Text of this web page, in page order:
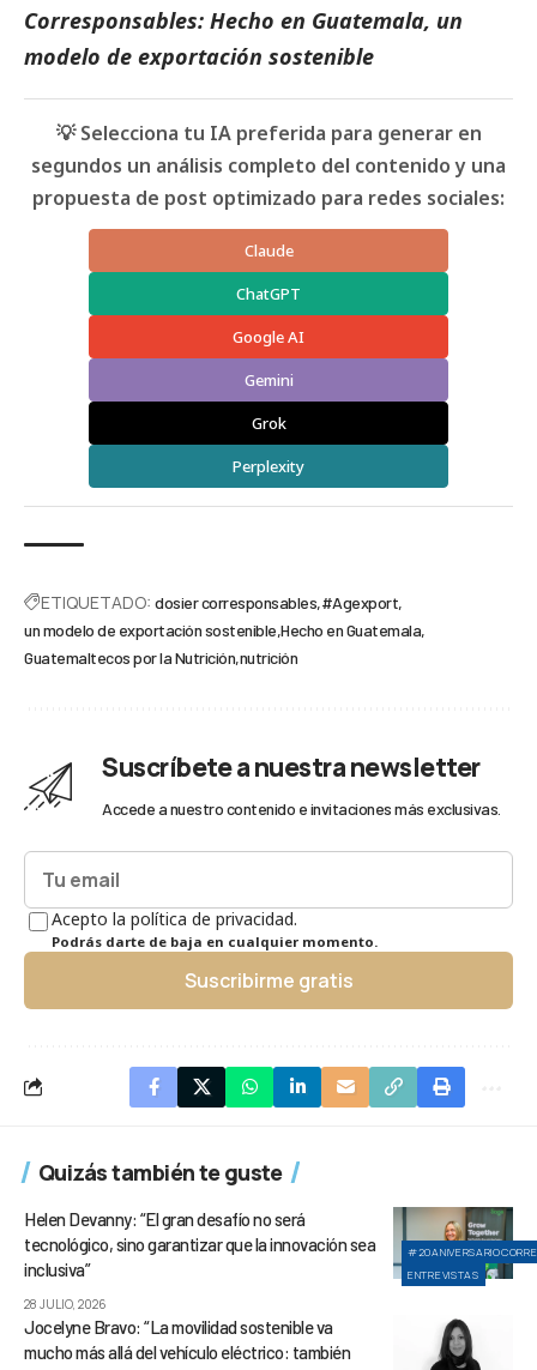
Corresponsables: Hecho en Guatemala, un
modelo de exportación sostenible
💡 Selecciona tu IA preferida para generar en
segundos un análisis completo del contenido y una
propuesta de post optimizado para redes sociales:
Claude
ChatGPT
Google AI
Gemini
Grok
Perplexity
ETIQUETADO: dosier corresponsables #Agexport
un modelo de exportación sostenible Hecho en Guatemala
Guatemaltecos por la Nutrición nutrición
Suscríbete a nuestra newsletter
Accede a nuestro contenido e invitaciones más exclusivas.
Acepto la política de privacidad.
Podrás darte de baja en cualquier momento.
Suscribirme gratis
Quizás también te guste
ENTREVISTAS
Helen Devanny: “El gran desafío no será
tecnológico, sino garantizar que la innovación sea
inclusiva”
28 JULIO, 2026
Jocelyne Bravo: “La movilidad sostenible va
mucho más allá del vehículo eléctrico: también